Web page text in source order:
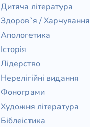
Дитяча література
Здоров`я / Харчування
Апологетика
Історія
Лідерство
Нерелігійні видання
Фонограми
Художня література
Біблеістика